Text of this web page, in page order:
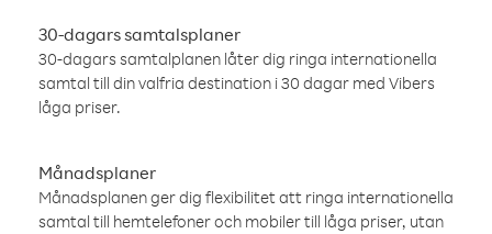
30-dagars samtalsplaner
30-dagars samtalplanen låter dig ringa internationella
samtal till din valfria destination i 30 dagar med Vibers
låga priser.
Månadsplaner
Månadsplanen ger dig flexibilitet att ringa internationella
samtal till hemtelefoner och mobiler till låga priser, utan